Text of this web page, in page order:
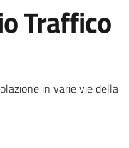
Traffico
in varie vie della